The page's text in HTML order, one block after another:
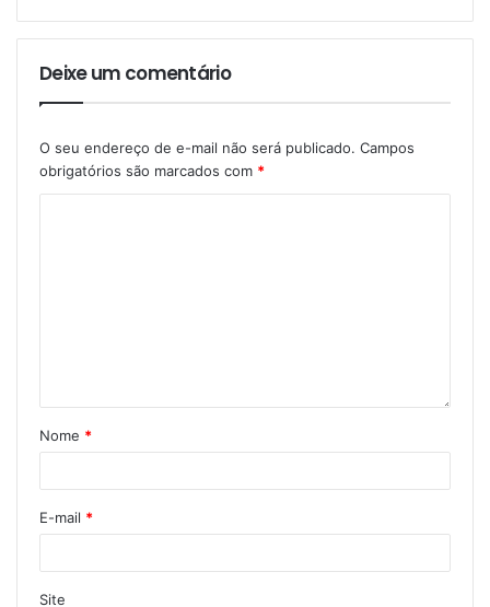
Deixe um comentário
O seu endereço de e-mail não será publicado. Campos
obrigatórios são marcados com *
Nome *
E-mail *
Site